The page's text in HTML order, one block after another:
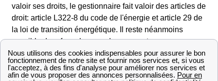
valoir ses droits, le gestionnaire fait valoir des articles de
droit: article L322-8 du code de l'énergie et article 29 de
la loi de transition énergétique. Il reste néanmoins
possible de refuser la pose de ce compteur.
Pour vous opposer, nous vous recommandons
d'envoyer un courrier officiel à Enedis, un à deux mois,